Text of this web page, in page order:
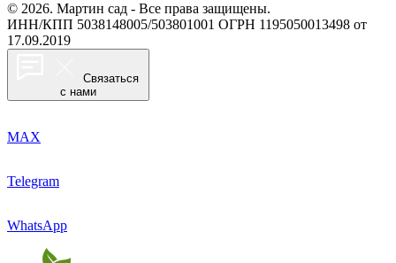
© 2026. Мартин сад - Все права защищены.
ИНН/КПП 5038148005/503801001 ОГРН 1195050013498 от
17.09.2019
Связаться
с нами
MAX
Telegram
WhatsApp